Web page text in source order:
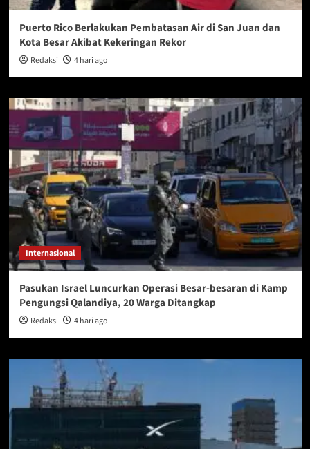
Puerto Rico Berlakukan Pembatasan Air di San Juan dan
Kota Besar Akibat Kekeringan Rekor
Redaksi 4 hari ago
Internasional
Pasukan Israel Luncurkan Operasi Besar-besaran di Kamp
Pengungsi Qalandiya, 20 Warga Ditangkap
Redaksi 4 hari ago